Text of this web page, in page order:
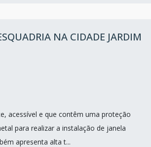
NA CIDADE JARDIM
acessível e que contêm uma proteção
para realizar a instalação de janela
apresenta alta t...